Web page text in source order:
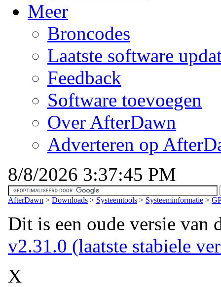
Meer
Broncodes
Laatste software
Feedback
Software toevoegen
Over AfterDawn
Adverteren op
8/8/2026 3:37:45 PM
AfterDawn > Downloads > Systeemtools > Systeeminformatie >
Dit is een oude versie van
v2.31.0 (laatste stabiele
X